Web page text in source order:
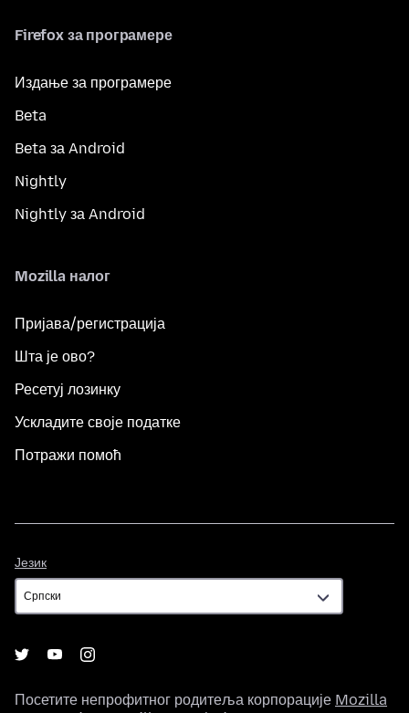
Firefox за програмере
Издање за програмере
Beta
Beta за Android
Nightly
Nightly за Android
Mozilla налог
Пријава/регистрација
Шта је ово?
Ресетуј лозинку
Ускладите своје податке
Потражи помоћ
Језик
Посетите непрофитног родитеља корпорације Mozilla